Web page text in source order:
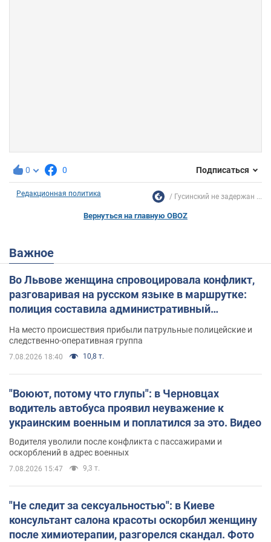
0 0 Подписаться
Редакционная политика Гусинский не задержан ...
Вернуться на главную OBOZ
Важное
Во Львове женщина спровоцировала конфликт,
разговаривая на русском языке в маршрутке:
полиция составила административный
На место происшествия прибыли патрульные полицейские и
следственно-оперативная группа
7.08.2026 18:40 10,8 т.
"Воюют, потому что глупы": в Черновцах
водитель автобуса проявил неуважение к
украинским военным и поплатился за это. Видео
Водителя уволили после конфликта с пассажирами и
оскорблений в адрес военных
7.08.2026 15:47 9,3 т.
"Не следит за сексуальностью": в Киеве
консультант салона красоты оскорбил женщину
после химиотерапии, разгорелся скандал. Фото